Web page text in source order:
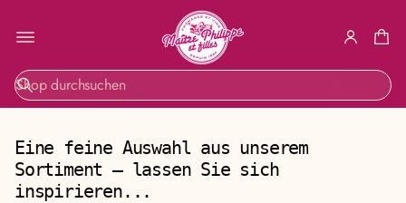
S
u
h
e
Eine feine Auswahl aus unserem
Sortiment – lassen Sie sich
inspirieren...